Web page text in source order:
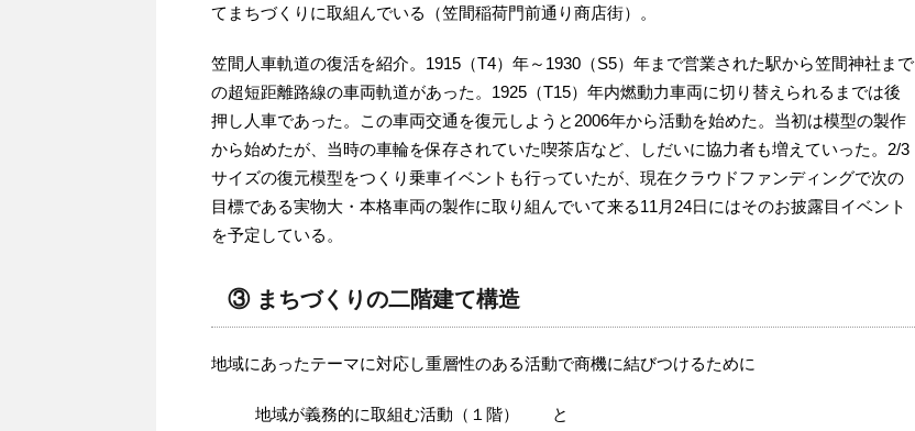
てまちづくりに取組んでいる（笠間稲荷門前通り商店街）。
笠間人車軌道の復活を紹介。1915（T4）年～1930（S5）年まで営業された駅から笠間神社まで
の超短距離路線の車両軌道があった。1925（T15）年内燃動力車両に切り替えられるまでは後
押し人車であった。この車両交通を復元しようと2006年から活動を始めた。当初は模型の製作
から始めたが、当時の車輪を保存されていた喫茶店など、しだいに協力者も増えていった。2/3
サイズの復元模型をつくり乗車イベントも行っていたが、現在クラウドファンディングで次の
目標である実物大・本格車両の製作に取り組んでいて来る11月24日にはそのお披露目イベント
を予定している。
③ まちづくりの二階建て構造
地域にあったテーマに対応し重層性のある活動で商機に結びつけるために
地域が義務的に取組む活動（１階） と